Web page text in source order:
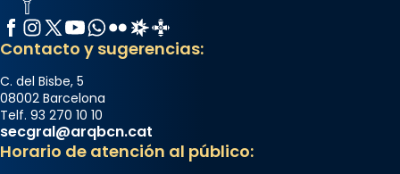
Facebook
Instagram
X / Twitter
YouTube
WhatsApp
FlickrRadio Estel
Catalunya Cristiana
Contacto y sugerencias:
C. del Bisbe, 5
08002 Barcelona
Telf. 93 270 10 10
secgral@arqbcn.cat
Horario de atención al público: